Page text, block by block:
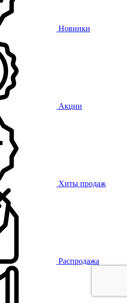
Новинки
Акции
Хиты продаж
Распродажа